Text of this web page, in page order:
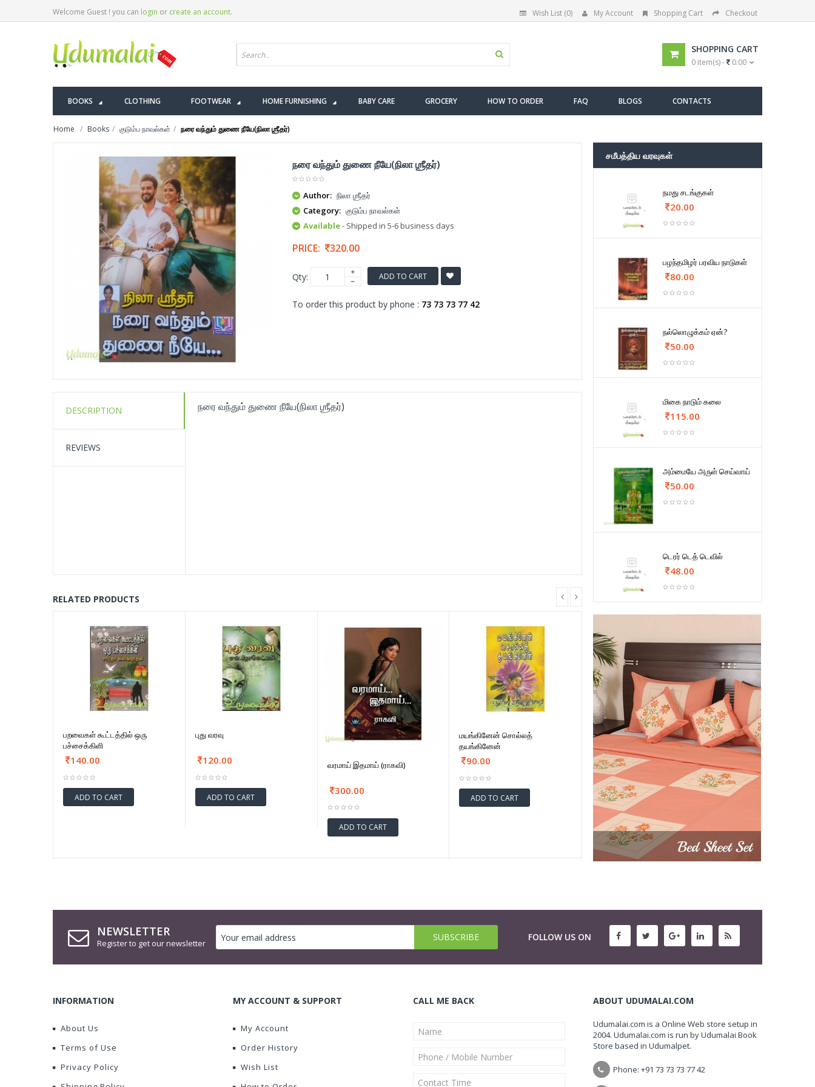
Welcome Guest ! you can login or create an account. Wish List (0) My Account Shopping Cart Checkout
SHOPPING CART
0 item(s) - 0.00
BOOKS CLOTHING FOOTWEAR HOME FURNISHING BABY CARE GROCERY HOW TO ORDER FAQ BLOGS CONTACTS
Home Books குடும்ப நாவல்கள் நரை வந்தும் துணை நீயே(நிலா ஶ்ரீதர்)
நரை வந்தும் துணை நீயே(நிலா ஶ்ரீதர்)
Author: நிலா ஶ்ரீதர்
Category: குடும்ப நாவல்கள்
Available- Shipped in 5-6 business days
PRICE: 320.00
Qty: ADD TO CART
To order this product by phone : 73 73 73 77 42
DESCRIPTION
REVIEWS
நரை வந்தும் துணை நீயே(நிலா ஶ்ரீதர்)
RELATED PRODUCTS
பறவைகள் கூட்டத்தில் ஒரு
பச்சைக்கிளி
140.00
ADD TO CART
புது வரவு
120.00
ADD TO CART
வரமாய் இதமாய் (ராகவி)
300.00
ADD TO CART
மயங்கினேன் சொல்லத்
தயங்கினேன்
90.00
ADD TO CART
சமீபத்திய வரவுகள்
நமது சடங்குகள்
20.00
பழந்தமிழர் பரவிய நாடுகள்
80.00
நல்லொழுக்கம் ஏன்?
50.00
மிகை நாடும் கலை
115.00
அம்மையே அருள் செய்வாய்
50.00
டெரர் டெத் டெவில்
48.00
NEWSLETTER
Register to get our newsletter
FOLLOW US ON
INFORMATION
About Us
Terms of Use
Privacy Policy
MY ACCOUNT & SUPPORT
My Account
Order History
Wish List
CALL ME BACK ABOUT UDUMALAI.COM
Udumalai.com is a Online Web store setup in
2004. Udumalai.com is run by Udumalai Book
Store based in Udumalpet.
Phone: +91 73 73 73 77 42